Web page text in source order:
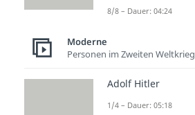
8/8 – Dauer: 04:24
Moderne
Personen im Zweiten Weltkrieg
Adolf Hitler
1/4 – Dauer: 05:18